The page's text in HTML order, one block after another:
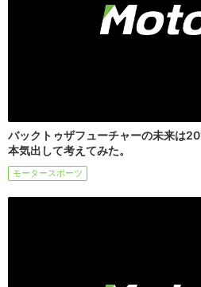
バックトゥザフューチャーの未来は
本気出して考えてみた。
モータースポーツ